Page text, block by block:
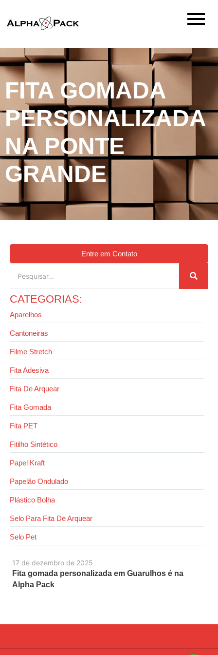
FITA GOMADA
PERSONALIZADA
NA PONTE
GRANDE
17 de dezembro de 2025
Fita gomada personalizada em Guarulhos é na
Alpha Pack
Entre em Contato
CATEGORIAS:
Aparelhos
Cantoneiras
Filme Stretch
Fita Adesiva
Fita De Arquear
Fita Gomada
Fita PET
Fitilho Sintético
Papel Kraft
Papelão Ondulado
Plástico Bolha
Selo Para Fita De Arquear
Selo Pet